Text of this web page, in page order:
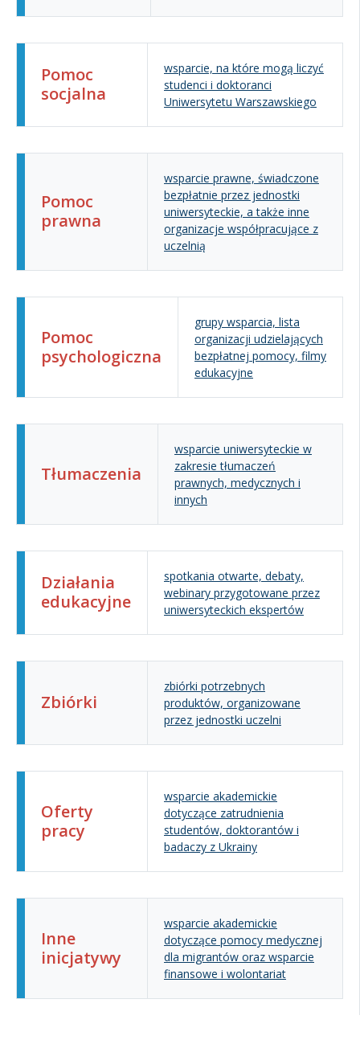
Pomoc
socjalna
wsparcie, na które mogą liczyć
studenci i doktoranci
Uniwersytetu Warszawskiego
Pomoc
prawna
wsparcie prawne, świadczone
bezpłatnie przez jednostki
uniwersyteckie, a także inne
organizacje współpracujące z
uczelnią
Pomoc
psychologiczna
grupy wsparcia, lista
organizacji udzielających
bezpłatnej pomocy, filmy
edukacyjne
Tłumaczenia
wsparcie uniwersyteckie w
zakresie tłumaczeń
prawnych, medycznych i
innych
Działania
edukacyjne
spotkania otwarte, debaty,
webinary przygotowane przez
uniwersyteckich ekspertów
Zbiórki
zbiórki potrzebnych
produktów, organizowane
przez jednostki uczelni
Oferty
pracy
wsparcie akademickie
dotyczące zatrudnienia
studentów, doktorantów i
badaczy z Ukrainy
Inne
inicjatywy
wsparcie akademickie
dotyczące pomocy medycznej
dla migrantów oraz wsparcie
finansowe i wolontariat